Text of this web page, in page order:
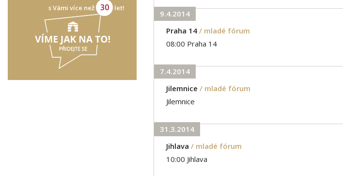
s Vámi více než
30 let!
9.4.2014
Praha 14 / mladé fórum
08:00 Praha 14
7.4.2014
Jilemnice / mladé fórum
Jilemnice
31.3.2014
Jihlava / mladé fórum
10:00 Jihlava